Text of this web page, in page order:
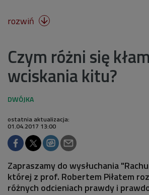
rozwiń 
Czym różni się
wciskania kitu?
ostatnia aktualizacja:
01.04.2017 13:00
Zapraszamy do wysłuchania
której z prof. Robertem Piłatem
różnych odcieniach prawdy i